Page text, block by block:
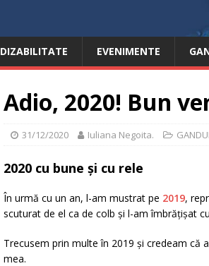
DIZABILITATE EVENIMENTE
Adio, 2020! Bun
31/12/2020 Iuliana Negoita.
2020 cu bune și cu rele
În urmă cu un an, l-am mustrat pe 2019,
scuturat de el ca de colb și l-am îmbrățișat
Trecusem prin multe în 2019 și credeam că
mea.